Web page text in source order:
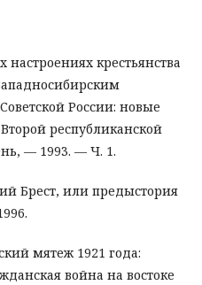
настроениях крестьянства
России: новые
республиканской
— 1993. — Ч. 1.
Брест, или предыстория
мятеж 1921 года:
война на востоке